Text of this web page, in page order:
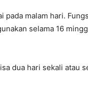
pada malam hari.
selama 16
dua hari sekali atau